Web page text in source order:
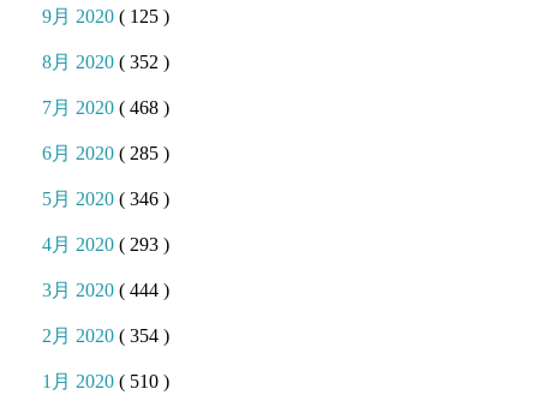
9月 2020( 125 )
8月 2020( 352 )
7月 2020( 468 )
6月 2020( 285 )
5月 2020( 346 )
4月 2020( 293 )
3月 2020( 444 )
2月 2020( 354 )
1月 2020( 510 )